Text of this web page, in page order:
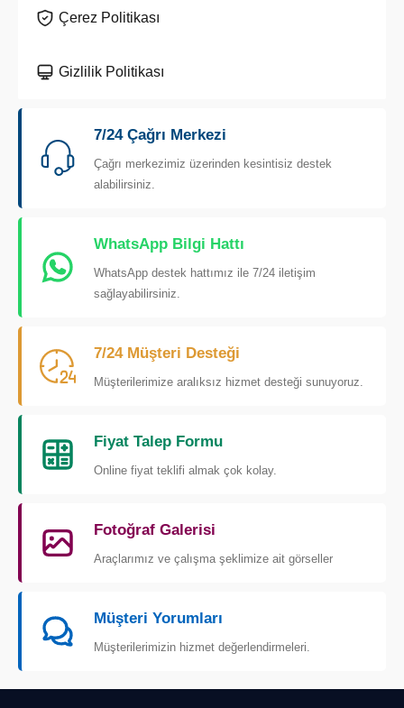
Çerez Politikası
Gizlilik Politikası
7/24 Çağrı Merkezi
Çağrı merkezimiz üzerinden kesintisiz destek
alabilirsiniz.
WhatsApp Bilgi Hattı
WhatsApp destek hattımız ile 7/24 iletişim
sağlayabilirsiniz.
7/24 Müşteri Desteği
Müşterilerimize aralıksız hizmet desteği sunuyoruz.
Fiyat Talep Formu
Online fiyat teklifi almak çok kolay.
Fotoğraf Galerisi
Araçlarımız ve çalışma şeklimize ait görseller
Müşteri Yorumları
Müşterilerimizin hizmet değerlendirmeleri.